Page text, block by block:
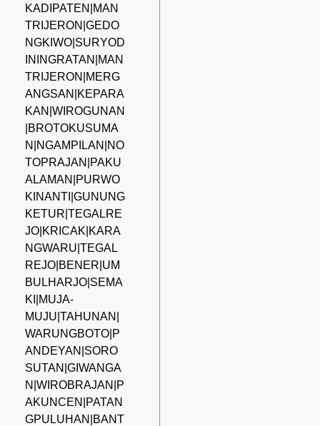
KADIPATEN|MAN
TRIJERON|GEDO
NGKIWO|SURYOD
ININGRATAN|MAN
TRIJERON|MERG
ANGSAN|KEPARA
KAN|WIROGUNAN
|BROTOKUSUMA
N|NGAMPILAN|NO
TOPRAJAN|PAKU
ALAMAN|PURWO
KINANTI|GUNUNG
KETUR|TEGALRE
JO|KRICAK|KARA
NGWARU|TEGAL
REJO|BENER|UM
BULHARJO|SEMA
KI|MUJA-
MUJU|TAHUNAN|
WARUNGBOTO|P
ANDEYAN|SORO
SUTAN|GIWANGA
N|WIROBRAJAN|P
AKUNCEN|PATAN
GPULUHAN|BANT